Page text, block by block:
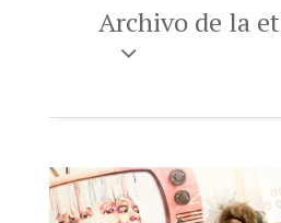
Archivo de la